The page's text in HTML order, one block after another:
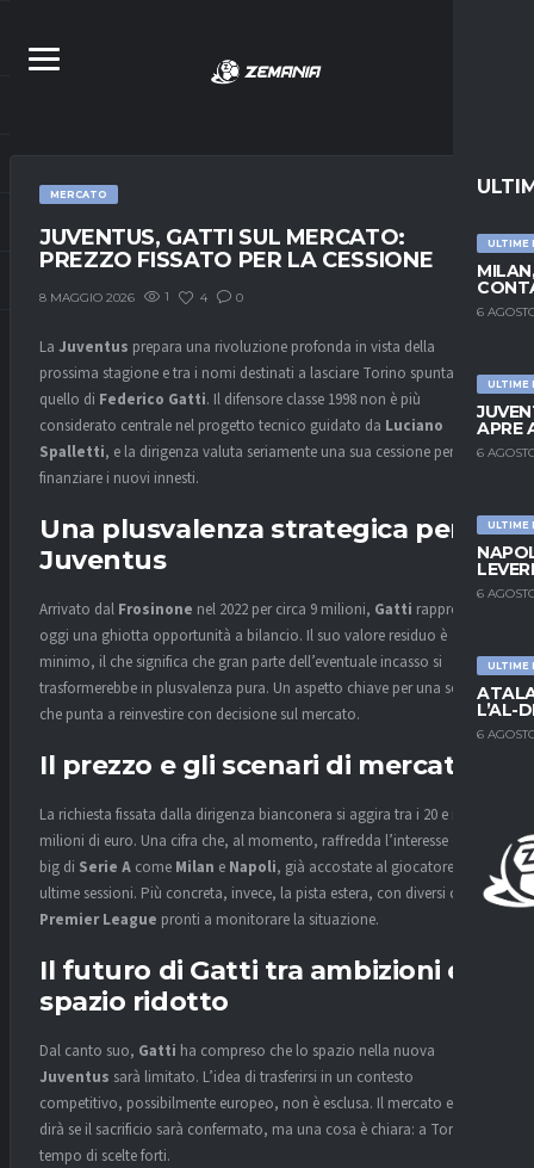
ULTIME
6
ULTIME
APRE
6
ULTIME
6
ULTIME
L’AL-
6
MERCATO
JUVENTUS, GATTI SUL MERCATO:
PREZZO FISSATO PER LA CESSIONE
8 MAGGIO 2026 1 4 0
La Juventus prepara una rivoluzione profonda in vista della
prossima stagione e tra i nomi destinati a lasciare Torino spunta
quello di Federico Gatti. Il difensore classe 1998 non è più
considerato centrale nel progetto tecnico guidato da Luciano
Spalletti, e la dirigenza valuta seriamente una sua cessione per
finanziare i nuovi innesti.
Una plusvalenza strategica per la
Juventus
Arrivato dal Frosinone nel 2022 per circa 9 milioni, Gatti rappresenta
oggi una ghiotta opportunità a bilancio. Il suo valore residuo è
minimo, il che significa che gran parte dell’eventuale incasso si
trasformerebbe in plusvalenza pura. Un aspetto chiave per una società
che punta a reinvestire con decisione sul mercato.
Il prezzo e gli scenari di mercato
La richiesta fissata dalla dirigenza bianconera si aggira tra i 20 e i 25
milioni di euro. Una cifra che, al momento, raffredda l’interesse delle
big di Serie A come Milan e Napoli, già accostate al giocatore nelle
ultime sessioni. Più concreta, invece, la pista estera, con diversi club di
Premier League pronti a monitorare la situazione.
Il futuro di Gatti tra ambizioni e
spazio ridotto
Dal canto suo, Gatti ha compreso che lo spazio nella nuova
Juventus sarà limitato. L’idea di trasferirsi in un contesto
competitivo, possibilmente europeo, non è esclusa. Il mercato estivo
dirà se il sacrificio sarà confermato, ma una cosa è chiara: a Torino è
tempo di scelte forti.